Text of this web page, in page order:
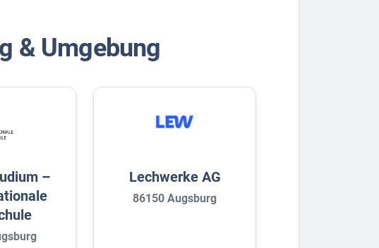
& Umgebung
–
Lechwerke AG
86150 Augsburg